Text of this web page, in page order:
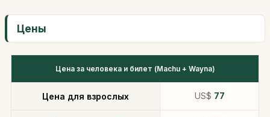
Цены
Цена за человека и билет (Machu + Wayna)
Цена для взрослых US$ 77